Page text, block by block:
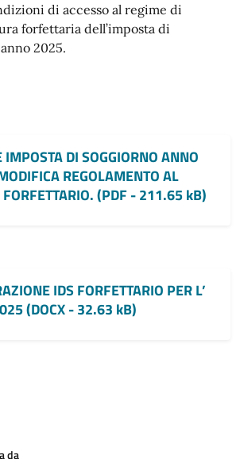
di accesso al regime di
forfettaria dell’imposta di
2025.
IMPOSTA DI SOGGIORNO ANNO
REGOLAMENTO AL
FORFETTARIO. (PDF - 211.65 kB)
IDS FORFETTARIO PER L’
(DOCX - 32.63 kB)
da